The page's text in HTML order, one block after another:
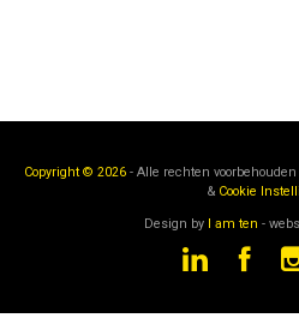
Copyright © 2026 - Alle rechten
& Cookie
Design by I am ten -